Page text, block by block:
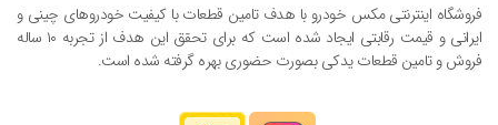
فروشگاه اینترنتی مکس خودرو با هدف تامین قطعات با کیفیت خودروهای چینی و
ایرانی و قیمت رقابتی ایجاد شده است که برای تحقق این هدف از تجربه ۱۰ ساله
فروش و تامین قطعات یدکی بصورت حضوری بهره گرفته شده است.